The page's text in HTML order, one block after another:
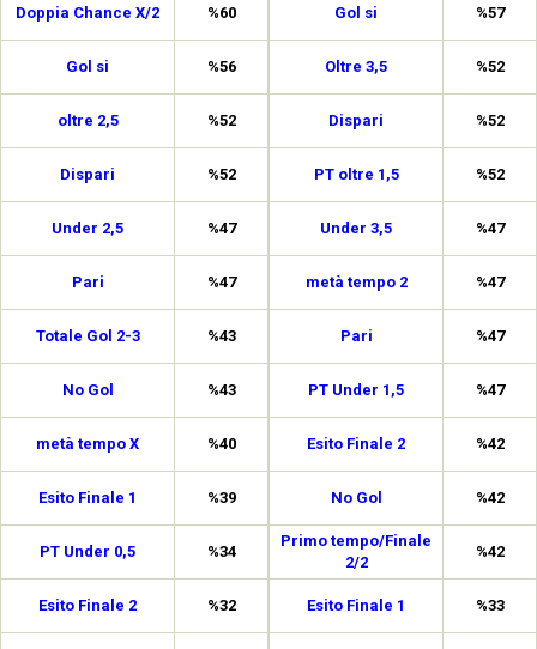
Doppia Chance X/2 %60
Gol si %56
oltre 2,5 %52
Dispari %52
Under 2,5 %47
Pari %47
Totale Gol 2-3 %43
No Gol %43
metà tempo X %40
Esito Finale 1 %39
PT Under 0,5 %34
Esito Finale 2 %32
Gol si %57
Oltre 3,5 %52
Dispari %52
PT oltre 1,5 %52
Under 3,5 %47
metà tempo 2 %47
Pari %47
PT Under 1,5 %47
Esito Finale 2 %42
No Gol %42
Primo tempo/Finale
2/2
%42
Esito Finale 1 %33